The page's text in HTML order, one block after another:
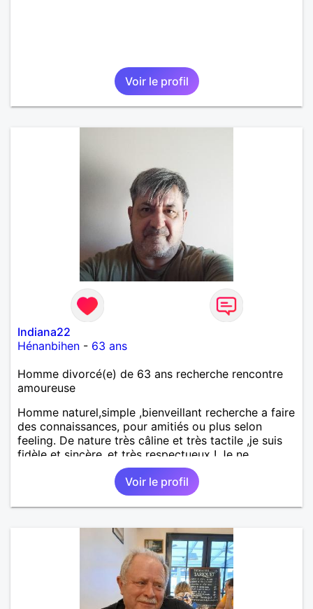
Voir le profil
Indiana22
Hénanbihen - 63 ans
Homme divorcé(e) de 63 ans recherche rencontre
amoureuse
Homme naturel,simple ,bienveillant recherche a faire
des connaissances, pour amitiés ou plus selon
feeling. De nature très câline et très tactile ,je suis
fidèle et sincère.,et très respectueux ! Je ne
supporte pas le mensonge.Rien ne vaut une vraie
rencontre,pour échanger en toute simplicité,j'ai du
mal à prolonger des échanges virtuels Je suis plutôt
attiré par des femmes ayant la cinquantaine ,belles
naturellement ,sans fards ,ni excès A vous de jouer
Voir le profil